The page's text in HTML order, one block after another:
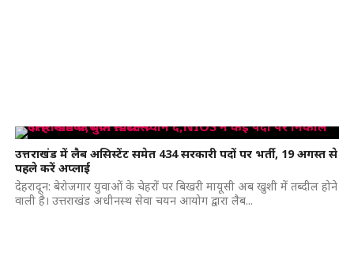
उत्तराखंड में लैब असिस्टेंट समेत 434 सरकारी पदों पर भर्ती, 19 अगस्त से
पहले करें अप्लाई
देहरादून: बेरोजगार युवाओं के चेहरों पर बिखरी मायूसी अब खुशी में तब्दील होने
वाली है। उत्तराखंड अधीनस्थ सेवा चयन आयोग द्वारा लैब...